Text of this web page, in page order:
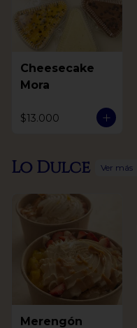
Cheesecake
Mora
$13.000
Lo Dulce Ver más
Merengón